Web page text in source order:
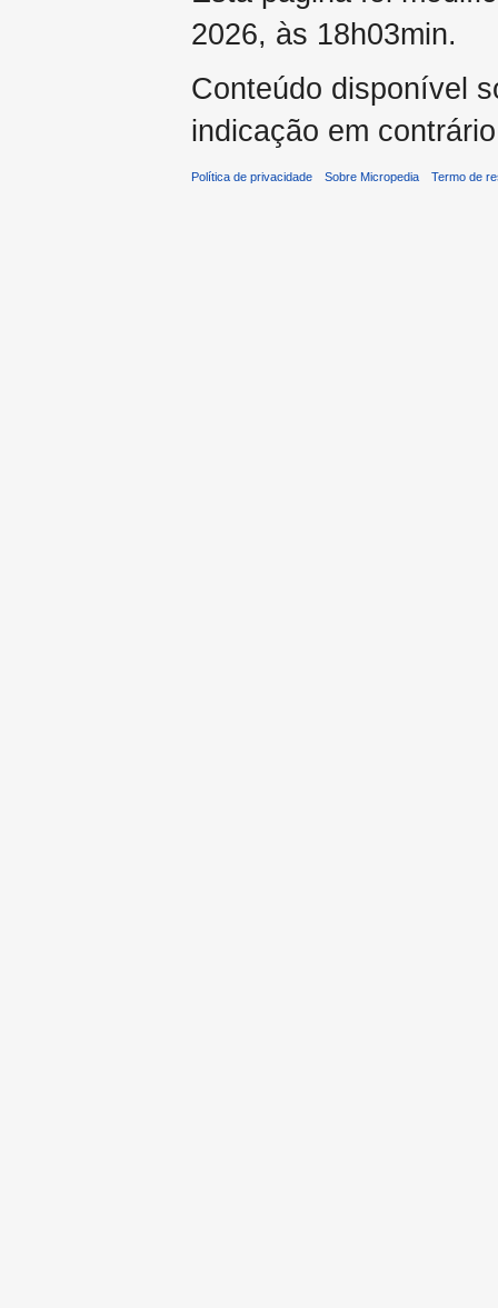
2026, às 18h03min.
Conteúdo disponível
indicação em
Política de privacidade Sobre Micropedia Termo de